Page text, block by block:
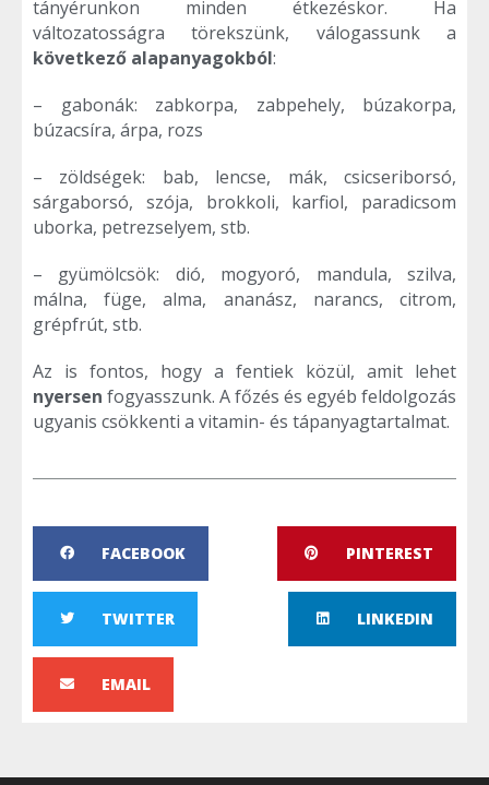
tányérunkon minden étkezéskor. Ha
változatosságra törekszünk, válogassunk a
következő alapanyagokból:
– gabonák: zabkorpa, zabpehely, búzakorpa,
búzacsíra, árpa, rozs
– zöldségek: bab, lencse, mák, csicseriborsó,
sárgaborsó, szója, brokkoli, karfiol, paradicsom
uborka, petrezselyem, stb.
– gyümölcsök: dió, mogyoró, mandula, szilva,
málna, füge, alma, ananász, narancs, citrom,
grépfrút, stb.
Az is fontos, hogy a fentiek közül, amit lehet
nyersen fogyasszunk. A főzés és egyéb feldolgozás
ugyanis csökkenti a vitamin- és tápanyagtartalmat.
FACEBOOK PINTEREST
TWITTER LINKEDIN
EMAIL